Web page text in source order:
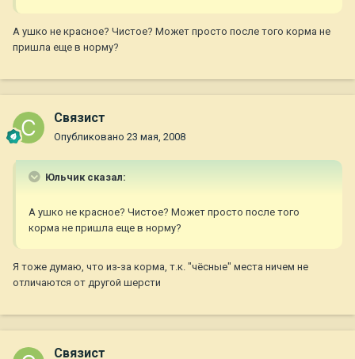
А ушко не красное? Чистое? Может просто после того корма не
пришла еще в норму?
Связист
Опубликовано 23 мая, 2008
Юльчик сказал:
А ушко не красное? Чистое? Может просто после того
корма не пришла еще в норму?
Я тоже думаю, что из-за корма, т.к. "чёсные" места ничем не
отличаются от другой шерсти
Связист